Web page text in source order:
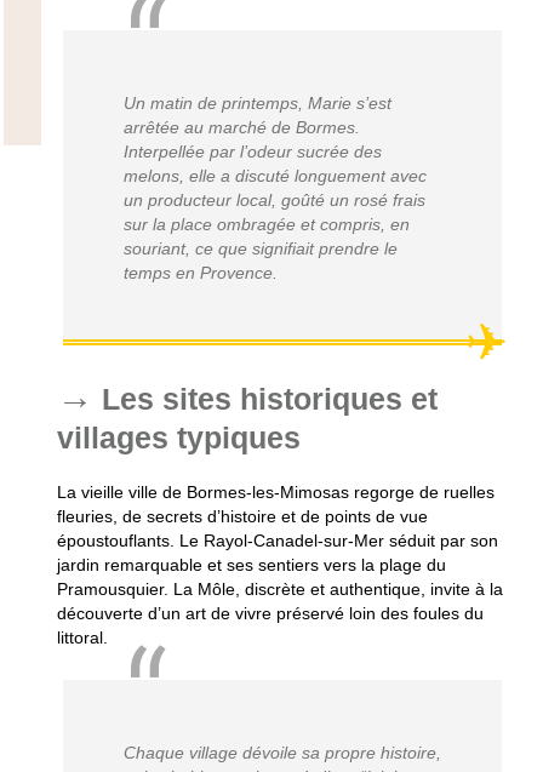
Un matin de printemps, Marie s’est
arrêtée au marché de Bormes.
Interpellée par l’odeur sucrée des
melons, elle a discuté longuement avec
un producteur local, goûté un rosé frais
sur la place ombragée et compris, en
souriant, ce que signifiait prendre le
temps en Provence.
Les sites historiques et
villages typiques
La vieille ville de Bormes-les-Mimosas regorge de ruelles
fleuries, de secrets d’histoire et de points de vue
époustouflants. Le Rayol-Canadel-sur-Mer séduit par son
jardin remarquable et ses sentiers vers la plage du
Pramousquier. La Môle, discrète et authentique, invite à la
découverte d’un art de vivre préservé loin des foules du
littoral.
Chaque village dévoile sa propre histoire,